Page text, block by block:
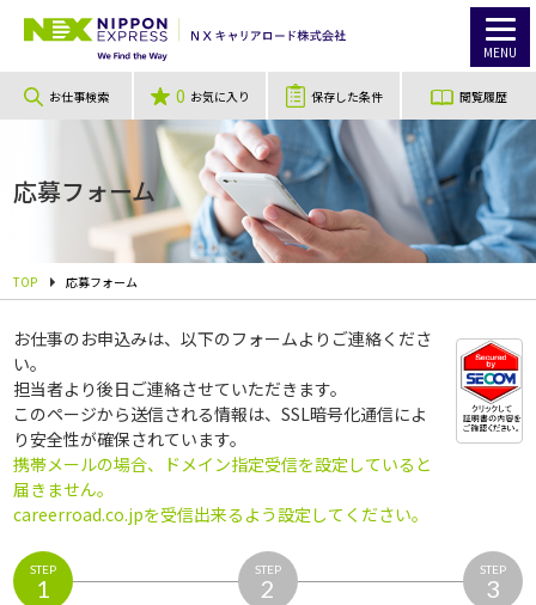
MENU
お仕事検索 0 お気に入り 保存した条件 閲覧履歴
応募フォーム
TOP 応募フォーム
お仕事のお申込みは、以下のフォームよりご連絡くださ
い。
担当者より後日ご連絡させていただきます。
このページから送信される情報は、SSL暗号化通信によ
り安全性が確保されています。
携帯メールの場合、ドメイン指定受信を設定していると
届きません。
careerroad.co.jpを受信出来るよう設定してください。
STEP
1
STEP
2
STEP
3